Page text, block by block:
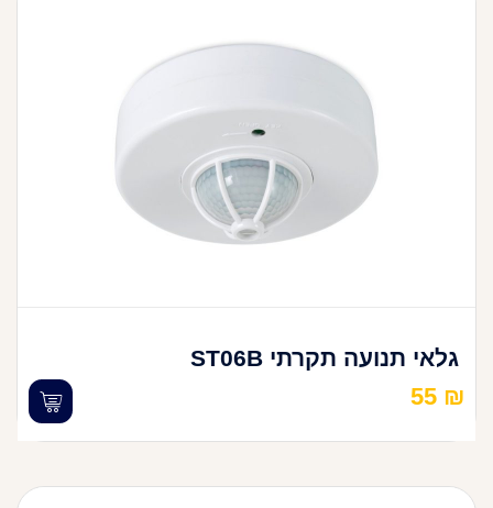
גלאי תנועה תקרתי ST06B
55 ₪